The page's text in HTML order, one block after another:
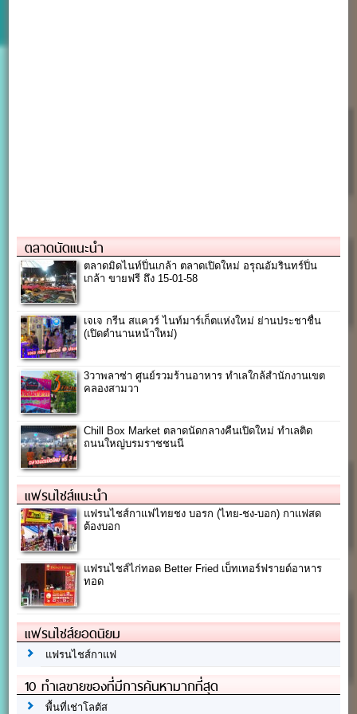
ตลาดนัดแนะนำ
ตลาดมิดไนท์ปิ่นเกล้า ตลาดเปิดใหม่ อรุณอัมรินทร์ปิ่น
เกล้า ขายฟรี ถึง 15-01-58
เจเจ กรีน สแควร์ ไนท์มาร์เก็ตแห่งใหม่ ย่านประชาชื่น
(เปิดตำนานหน้าใหม่)
3วาพลาซ่า ศูนย์รวมร้านอาหาร ทำเลใกล้สำนักงานเขต
คลองสามวา
Chill Box Market ตลาดนัดกลางคืนเปิดใหม่ ทำเลติด
ถนนใหญ่บรมราชชนนี
แฟรนไชส์แนะนำ
แฟรนไชส์กาแฟไทยชง บอรก (ไทย-ชง-บอก) กาแฟสด
ต้องบอก
แฟรนไชส์ไก่ทอด Better Fried เบ็ทเทอร์ฟรายด์อาหาร
ทอด
แฟรนไชส์ยอดนิยม
แฟรนไชส์กาแฟ
10 ทำเลขายของที่มีการค้นหามากที่สุด
พื้นที่เช่าโลตัส